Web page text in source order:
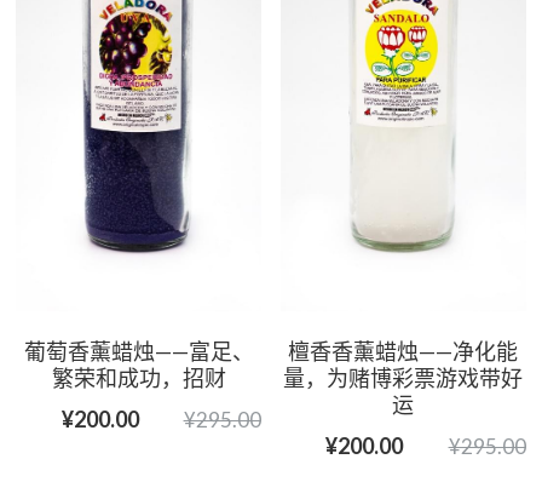
葡萄香薰蜡烛——富足、
繁荣和成功，招财
¥200.00
¥295.00
檀香香薰蜡烛——净化能
量，为赌博彩票游戏带好
运
¥200.00
¥295.00